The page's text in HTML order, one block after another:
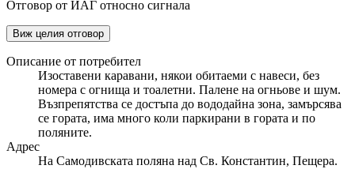
Отговор от ИАГ относно сигнала
Виж целия отговор
Описание от потребител
Изоставени каравани, някои обитаеми с навеси, без
номера с огнища и тоалетни. Палене на огньове и шум.
Възпрепятства се достъпа до вододайна зона, замърсява
се гората, има много коли паркирани в гората и по
поляните.
Адрес
На Самодивската поляна над Св. Константин, Пещера.